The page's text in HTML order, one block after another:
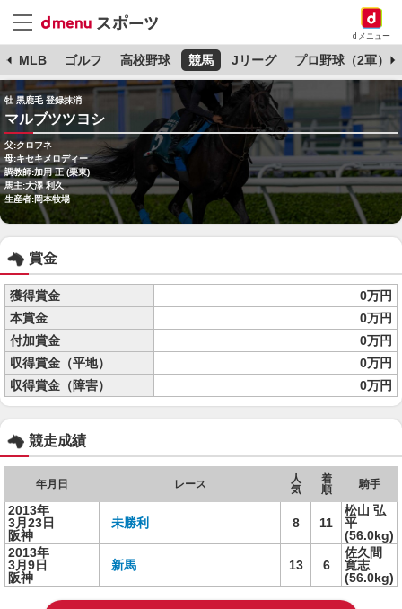
dメニュー
MLB ゴルフ 高校野球 競馬 Jリーグ プロ野球（2軍）
牡 黒鹿毛 登録抹消
マルブツツヨシ
父:クロフネ
母:キセキメロディー
調教師:加用 正 (栗東)
馬主:大澤 利久
生産者:岡本牧場
賞金
獲得賞金
0万円
本賞金
0万円
付加賞金
0万円
収得賞金（平地）
0万円
収得賞金（障害）
0万円
競走成績
年月日 レース
人
気
着
順
騎手
2013年
3月23日
阪神
未勝利 8 11
松山 弘
平
(56.0kg)
2013年
3月9日
阪神
新馬 13 6
佐久間
寛志
(56.0kg)